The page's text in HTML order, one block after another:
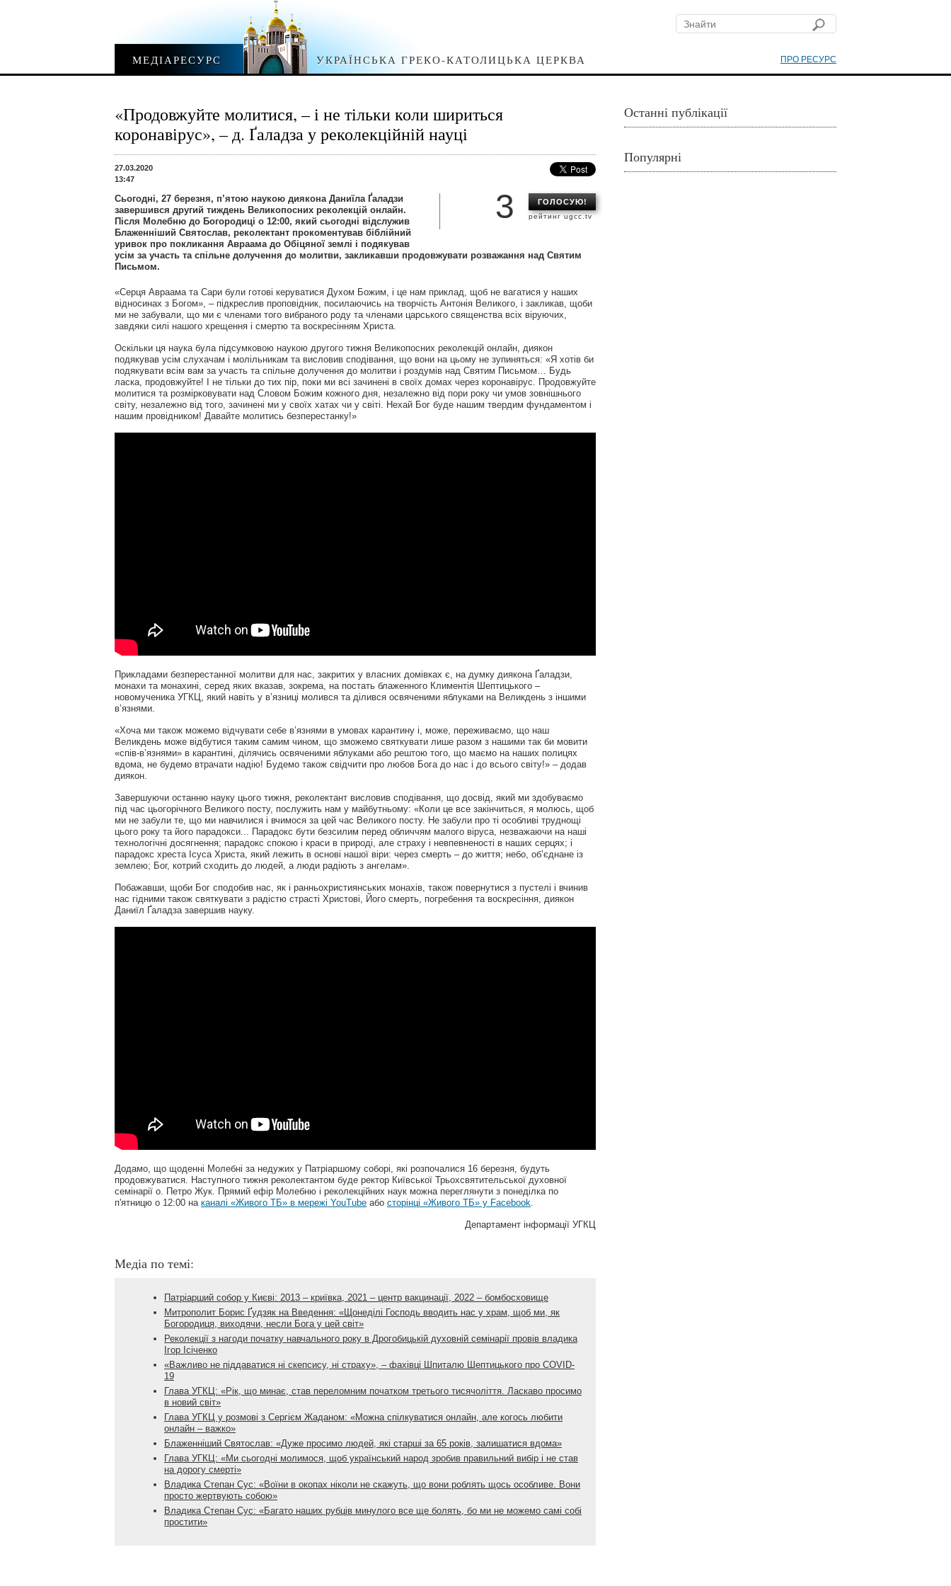
ПРО РЕСУРС
МЕДІАРЕСУРС УКРАЇНСЬКА ГРЕКО-КАТОЛИЦЬКА ЦЕРКВА
«Продовжуйте молитися, – і не тільки коли шириться
коронавірус», – д. Ґаладза у реколекційній науці
27.03.2020
13:47
ГОЛОСУЮ!
рейтинг ugcc.tv
3
Сьогодні, 27 березня, п’ятою наукою диякона Даниїла Ґаладзи
завершився другий тиждень Великопосних реколекцій онлайн.
Після Молебню до Богородиці о 12:00, який сьогодні відслужив
Блаженніший Святослав, реколектант прокоментував біблійний
уривок про покликання Авраама до Обіцяної землі і подякував
усім за участь та спільне долучення до молитви, закликавши продовжувати розважання над Святим
Письмом.
«Серця Авраама та Сари були готові керуватися Духом Божим, і це нам приклад, щоб не вагатися у наших
відносинах з Богом», – підкреслив проповідник, посилаючись на творчість Антонія Великого, і закликав, щоби
ми не забували, що ми є членами того вибраного роду та членами царського священства всіх віруючих,
завдяки силі нашого хрещення і смертю та воскресінням Христа.
Оскільки ця наука була підсумковою наукою другого тижня Великопосних реколекцій онлайн, диякон
подякував усім слухачам і молільникам та висловив сподівання, що вони на цьому не зупиняться: «Я хотів би
подякувати всім вам за участь та спільне долучення до молитви і роздумів над Святим Письмом… Будь
ласка, продовжуйте! І не тільки до тих пір, поки ми всі зачинені в своїх домах через коронавірус. Продовжуйте
молитися та розмірковувати над Словом Божим кожного дня, незалежно від пори року чи умов зовнішнього
світу, незалежно від того, зачинені ми у своїх хатах чи у світі. Нехай Бог буде нашим твердим фундаментом і
нашим провідником! Давайте молитись безперестанку!»
Прикладами безперестанної молитви для нас, закритих у власних домівках є, на думку диякона Ґаладзи,
монахи та монахині, серед яких вказав, зокрема, на постать блаженного Климентія Шептицького –
новомученика УГКЦ, який навіть у в’язниці молився та ділився освяченими яблуками на Великдень з іншими
в’язнями.
«Хоча ми також можемо відчувати себе в’язнями в умовах карантину і, може, переживаємо, що наш
Великдень може відбутися таким самим чином, що зможемо святкувати лише разом з нашими так би мовити
«спів-в’язнями» в карантині, ділячись освяченими яблуками або рештою того, що маємо на наших полицях
вдома, не будемо втрачати надію! Будемо також свідчити про любов Бога до нас і до всього світу!» – додав
диякон.
Завершуючи останню науку цього тижня, реколектант висловив сподівання, що досвід, який ми здобуваємо
під час цьогорічного Великого посту, послужить нам у майбутньому: «Коли це все закінчиться, я молюсь, щоб
ми не забули те, що ми навчилися і вчимося за цей час Великого посту. Не забули про ті особливі труднощі
цього року та його парадокси... Парадокс бути безсилим перед обличчям малого віруса, незважаючи на наші
технологічні досягнення; парадокс спокою і краси в природі, але страху і невпевненості в наших серцях; і
парадокс хреста Ісуса Христа, який лежить в основі нашої віри: через смерть – до життя; небо, об’єднане із
землею; Бог, котрий сходить до людей, а люди радіють з ангелам».
Побажавши, щоби Бог сподобив нас, як і ранньохристиянських монахів, також повернутися з пустелі і вчинив
нас гідними також святкувати з радістю страсті Христові, Його смерть, погребення та воскресіння, диякон
Даниїл Ґаладза завершив науку.
Додамо, що щоденні Молебні за недужих у Патріаршому соборі, які розпочалися 16 березня, будуть
продовжуватися. Наступного тижня реколектантом буде ректор Київської Трьохсвятительської духовної
семінарії о. Петро Жук. Прямий ефір Молебню і реколекційних наук можна переглянути з понеділка по
п'ятницю о 12:00 на каналі «Живого ТБ» в мережі YouTube або сторінці «Живого ТБ» у Facebook.
Департамент інформації УГКЦ
Медіа по темі:
Патріарший собор у Києві: 2013 – криївка, 2021 – центр вакцинації, 2022 – бомбосховище
Митрополит Борис Ґудзяк на Введення: «Щонеділі Господь вводить нас у храм, щоб ми, як
Богородиця, виходячи, несли Бога у цей світ»
Реколекції з нагоди початку навчального року в Дрогобицькій духовній семінарії провів владика
Ігор Ісіченко
«Важливо не піддаватися ні скепсису, ні страху», – фахівці Шпиталю Шептицького про COVID-
19
Глава УГКЦ: «Рік, що минає, став переломним початком третього тисячоліття. Ласкаво просимо
в новий світ»
Глава УГКЦ у розмові з Сергієм Жаданом: «Можна спілкуватися онлайн, але когось любити
онлайн – важко»
Блаженніший Святослав: «Дуже просимо людей, які старші за 65 років, залишатися вдома»
Глава УГКЦ: «Ми сьогодні молимося, щоб український народ зробив правильний вибір і не став
на дорогу смерті»
Владика Степан Сус: «Воїни в окопах ніколи не скажуть, що вони роблять щось особливе. Вони
просто жертвують собою»
Владика Степан Сус: «Багато наших рубців минулого все ще болять, бо ми не можемо самі собі
простити»
Останні публікації
Популярні